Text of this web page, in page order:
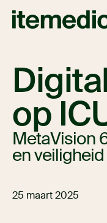
op
MetaVision
en
25 maart 2025